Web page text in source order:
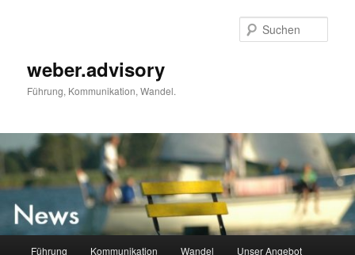
weber.advisory
Führung, Kommunikation, Wandel.
Führung Kommunikation Wandel Unser Angebot